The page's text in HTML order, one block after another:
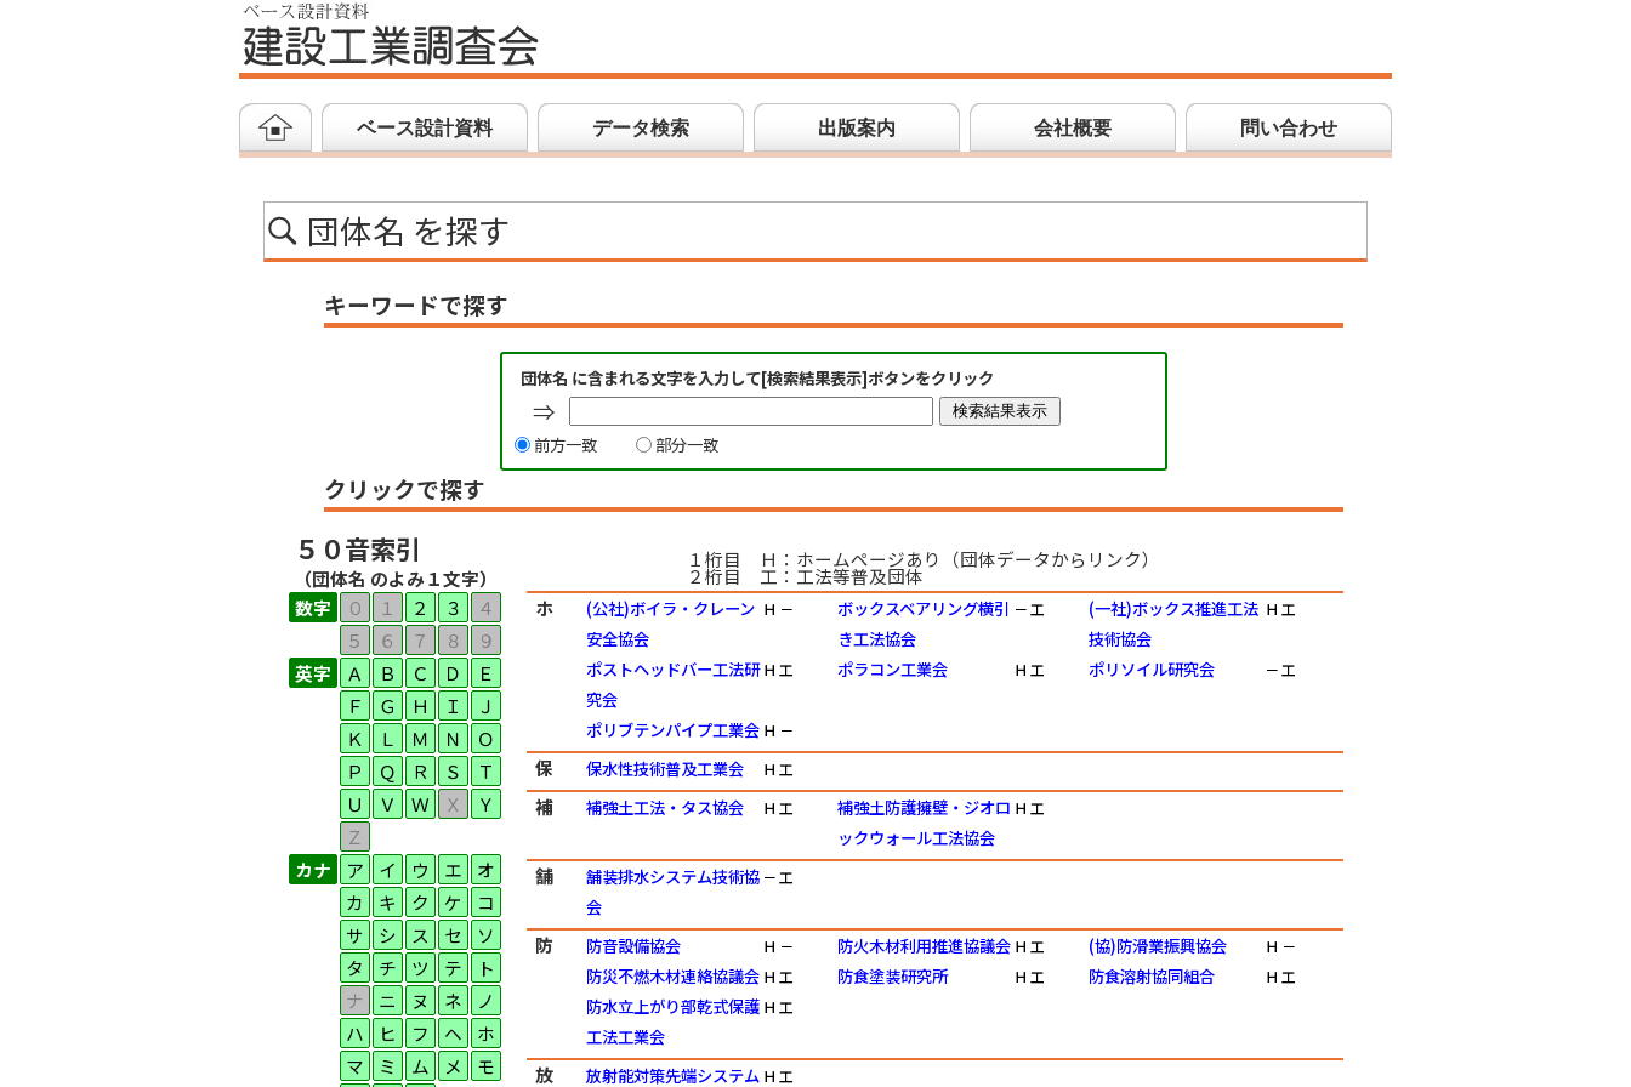
ベース設計資料 データ検索 出版案内 会社概要 問い合わせ
団体名 を探す
キーワードで探す
団体名 に含まれる文字を入力して[検索結果表示]ボタンをクリック
⇒
前方一致 部分一致
クリックで探す
５０音索引
（団体名 のよみ１文字）
数字
０ １ ２ ３
４
５
６ ７ ８
９
英字
Ａ Ｂ Ｃ Ｄ
Ｅ
Ｆ
Ｇ Ｈ Ｉ
Ｊ
Ｋ
Ｌ Ｍ Ｎ
Ｏ
Ｐ
Ｑ Ｒ Ｓ
Ｔ
Ｕ
Ｖ Ｗ Ｘ
Ｙ
Ｚ
カナ
ア イ ウ エ
オ
カ
キ ク ケ
コ
サ
シ ス セ
ソ
タ
チ ツ テ
ト
ナ
ニ ヌ ネ
ノ
ハ
ヒ フ ヘ
ホ
マ
ミ ム メ
モ
１桁目 Ｈ：ホームページあり（団体データからリンク）
２桁目 工：工法等普及団体
ホ
(公社)ボイラ・クレーン
安全協会
Ｈ －
ボックスベアリング横引
き工法協会
－ 工
(一社)ボックス推進工法
技術協会
Ｈ 工
ポストヘッドバー工法研
究会
Ｈ 工 ポラコン工業会 Ｈ 工 ポリソイル研究会 － 工
ポリブテンパイプ工業会 Ｈ －
保 保水性技術普及工業会 Ｈ 工
補 補強土工法・タス協会 Ｈ 工
補強土防護擁壁・ジオロ
ックウォール工法協会
Ｈ 工
舗
舗装排水システム技術協
会
－ 工
防 防音設備協会 Ｈ － 防火木材利用推進協議会 Ｈ 工 (協)防滑業振興協会 Ｈ －
防災不燃木材連絡協議会 Ｈ 工 防食塗装研究所 Ｈ 工 防食溶射協同組合 Ｈ 工
防水立上がり部乾式保護
工法工業会
Ｈ 工
放 放射能対策先端システム Ｈ 工